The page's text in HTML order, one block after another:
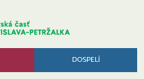
DOSPELÍ